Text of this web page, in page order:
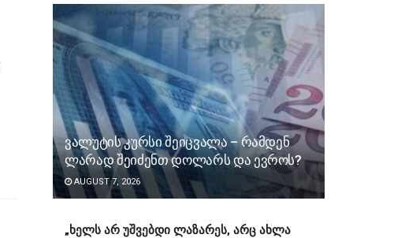
ვალუტის კურსი შეიცვალა – რამდენ
ლარად შეიძენთ დოლარს და ევროს?
AUGUST 7, 2026
„ხელს არ უშვებდი ლაზარეს, არც ახლა